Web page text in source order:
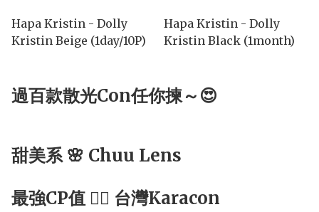
Hapa Kristin - Dolly
Kristin Beige (1day/10P)
Hapa Kristin - Dolly
Kristin Black (1month)
過百款散光Con任你揀～😍
甜美系 🌸 Chuu Lens
最強CP值 ☝🏻 台灣Karacon